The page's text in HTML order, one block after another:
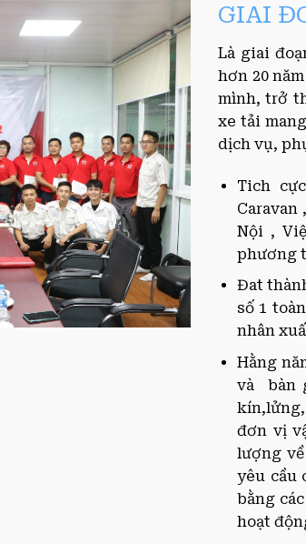
GIAI
Là giai
hơn 20
mình, trở
xe tải
dịch vụ,
Tich
Caravan
Nội ,
phương
Đat
số 1
nhân
Hằng
và bàn
kín,lửng,
đơn vị
lượng
yêu cầu
bằng
hoạt